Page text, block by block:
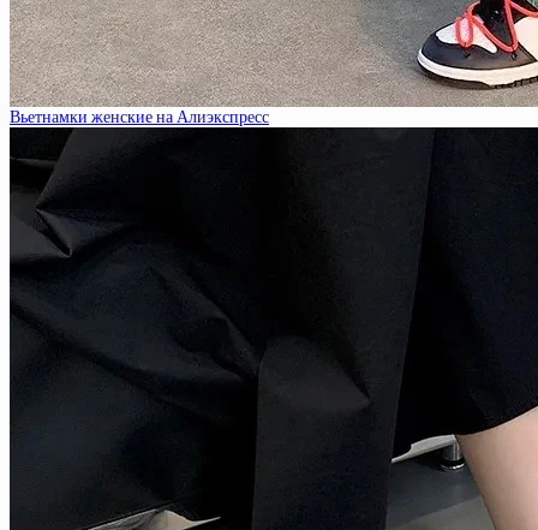
Вьетнамки женские на Алиэкспресс